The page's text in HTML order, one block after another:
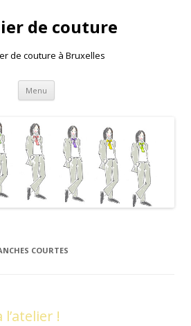
de couture
de couture à Bruxelles
Menu Aller au contenu principal
COURTES
!